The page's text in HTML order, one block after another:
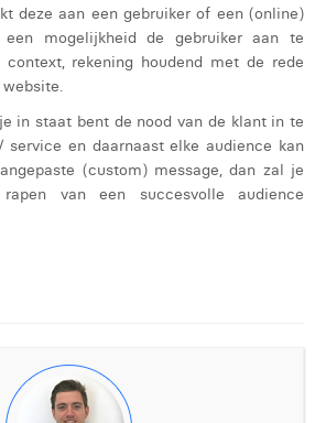
deze aan een gebruiker of een (online)
mogelijkheid de gebruiker aan te
rekening houdend met de rede
in staat bent de nood van de klant in te
en daarnaast elke audience kan
(custom) message, dan zal je
van een succesvolle audience